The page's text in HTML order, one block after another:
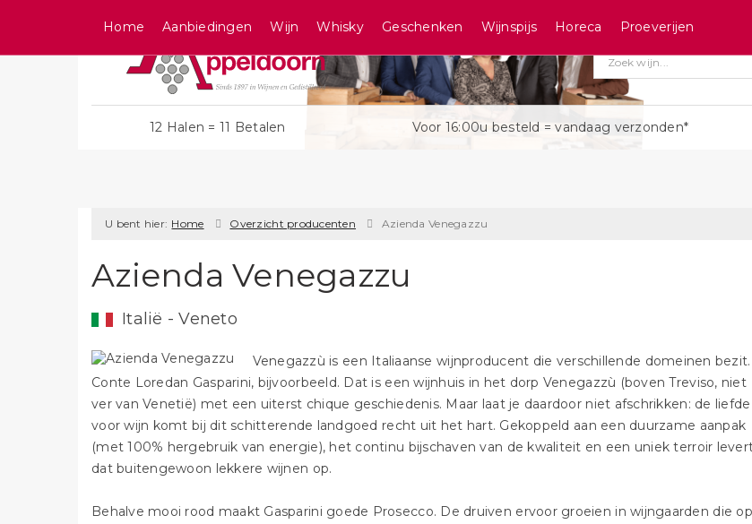
12 Halen = 11 Betalen Voor 16:00u besteld = vandaag verzonden*
Home Aanbiedingen Wijn Whisky Geschenken Wijnspijs Horeca Proeverijen
U bent hier: Home Overzicht producenten Azienda Venegazzu
Azienda Venegazzu
Italië - Veneto
Venegazzù is een Italiaanse wijnproducent die verschillende domeinen bezit.
Conte Loredan Gasparini, bijvoorbeeld. Dat is een wijnhuis in het dorp Venegazzù (boven Treviso, niet
ver van Venetië) met een uiterst chique geschiedenis. Maar laat je daardoor niet afschrikken: de liefde
voor wijn komt bij dit schitterende landgoed recht uit het hart. Gekoppeld aan een duurzame aanpak
(met 100% hergebruik van energie), het continu bijschaven van de kwaliteit en een uniek terroir
dat buitengewoon lekkere wijnen op.
Behalve mooi rood maakt Gasparini goede Prosecco. De druiven ervoor groeien in wijngaarden die op